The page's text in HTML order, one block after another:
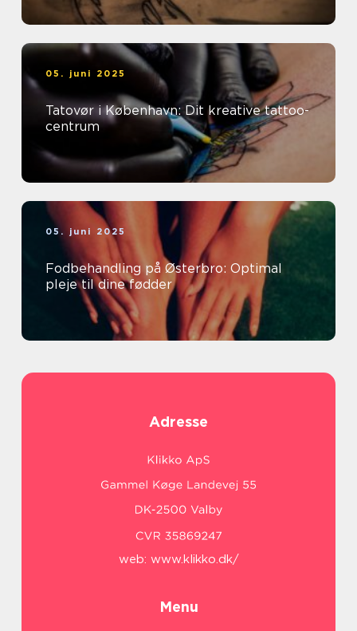
05. juni 2025
Tatovør i København: Dit kreative tattoo-
centrum
05. juni 2025
Fodbehandling på Østerbro: Optimal
pleje til dine fødder
Adresse
web: www.klikko.dk/
Menu